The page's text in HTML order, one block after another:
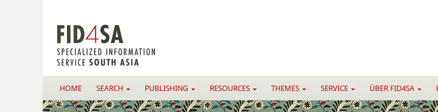
HOME SEARCH PUBLISHING RESOURCES THEMES SERVICE ÜBER FID4SA